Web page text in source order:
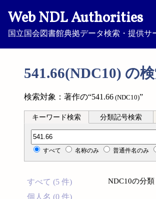
Web NDL Authorities
国立国会図書館典拠データ検索・提供サ
541.66(NDC10) の
検索対象：著作の“541.66 (NDC10)”
キーワード検索 分類記号検索
分類記号検索
すべて 名称のみ 普通件名のみ
すべて (5 件)
個人名 (0 件)
NDC10の分